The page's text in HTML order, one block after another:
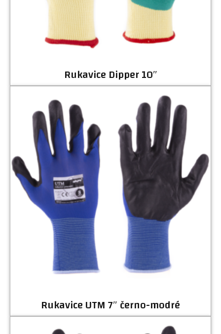
Rukavice Dipper 10″
Rukavice UTM 7″ černo-modré